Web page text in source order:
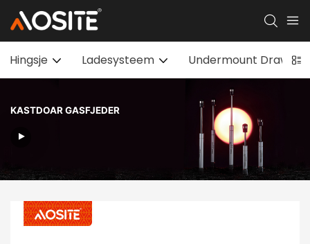
Hingsje Ladesysteem Undermount Drawer
KASTDOAR GASFJEDER